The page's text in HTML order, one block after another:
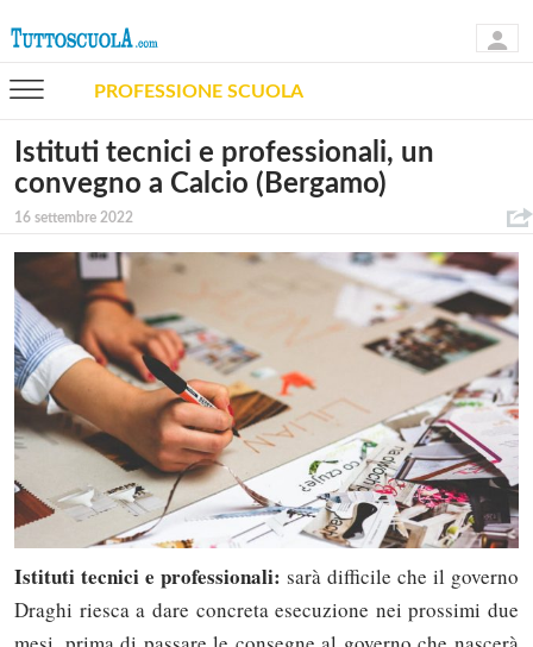
PROFESSIONE SCUOLA
Istituti tecnici e professionali, un
convegno a Calcio (Bergamo)
16 settembre 2022
Istituti tecnici e professionali: sarà difficile che il governo
Draghi riesca a dare concreta esecuzione nei prossimi due